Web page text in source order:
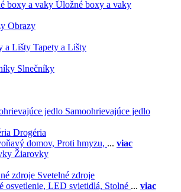
Úložné boxy a vaky
Obrazy
Tapety a Lišty
Slnečníky
Samoohrievajúce jedlo
Drogéria
domov, Proti hmyzu, ... viac
Žiarovky
Svetelné zdroje
osvetlenie, LED svietidlá, Stolné ... viac